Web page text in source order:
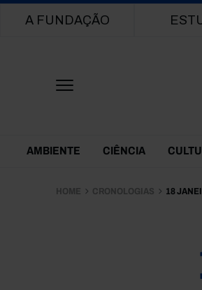
Main navigation
A FUNDAÇÃO
Themes Menu
AMBIENTE CIÊNCIA
HOME CRONOLOGIAS 18